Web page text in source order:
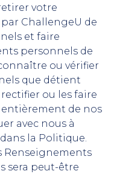
votre
ChallengeU de
et faire
personnels de
ou vérifier
que détient
ou les faire
de nos
avec nous à
la Politique.
Renseignements
sera peut-être